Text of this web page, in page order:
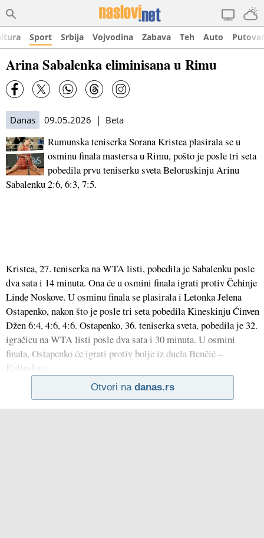
Sport Srbija Vojvodina Zabava Teh Auto
Arina Sabalenka eliminisana u Rimu
Danas 09.05.2026 | Beta
Rumunska teniserka Sorana Kristea plasirala se u
osminu finala mastersa u Rimu, pošto je posle tri seta
pobedila prvu teniserku sveta Beloruskinju Arinu
Sabalenku 2:6, 6:3, 7:5.
Kristea, 27. teniserka na WTA listi, pobedila je Sabalenku posle
dva sata i 14 minuta. Ona će u osmini finala igrati protiv Čehinje
Linde Noskove. U osminu finala se plasirala i Letonka Jelena
Ostapenko, nakon što je posle tri seta pobedila Kineskinju Ćinven
Džen 6:4, 4:6, 4:6. Ostapenko, 36. teniserka sveta, pobedila je 32.
igračicu na WTA listi posle dva sata i 30 minuta. U osmini
finala, Ostapenko će igrati protiv bolje iz duela Benčić –
Kalinskaja.
Otvori na danas.rs